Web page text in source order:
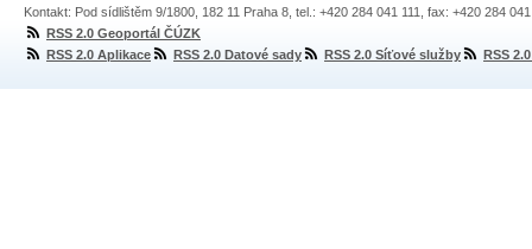
Kontakt: Pod sídlištěm 9/1800, 182 11 Praha 8, tel.: +420 284 041 111, fax: +420 284
RSS 2.0 Geoportál ČÚZK
RSS 2.0 Aplikace
RSS 2.0 Datové sady RSS 2.0 Síťové služby RSS